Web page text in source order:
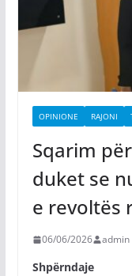
OPINIONE RAJONI
Sqarim
duket se
e revoltës
06/06/2026 admin
Shpërndaje